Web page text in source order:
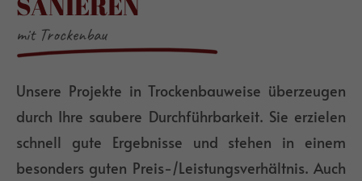
mit Trockenbau
Unsere Projekte in Trockenbauweise überzeugen
durch Ihre saubere Durchführbarkeit. Sie erzielen
schnell gute Ergebnisse und stehen in einem
besonders guten Preis-/Leistungsverhältnis. Auch